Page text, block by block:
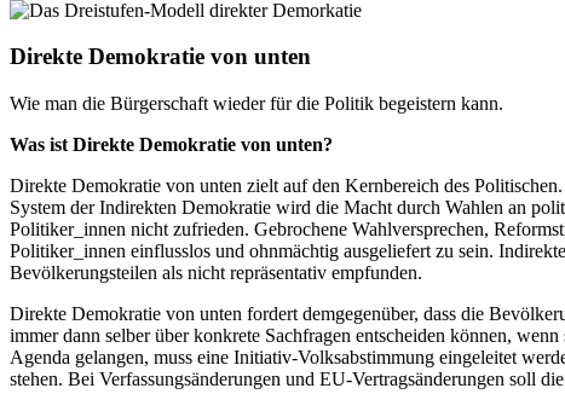
Direkte Demokratie von unten
Wie man die Bürgerschaft wieder für die Politik begeistern kann.
Was ist Direkte Demokratie von unten?
Direkte Demokratie von unten zielt auf den Kernbereich des
System der Indirekten Demokratie wird die Macht durch Wahlen an
Politiker_innen nicht zufrieden. Gebrochene Wahlversprechen,
Politiker_innen einflusslos und ohnmächtig ausgeliefert zu sein.
Bevölkerungsteilen als nicht repräsentativ empfunden.
Direkte Demokratie von unten fordert demgegenüber, dass die
immer dann selber über konkrete Sachfragen entscheiden können,
Agenda gelangen, muss eine Initiativ-Volksabstimmung eingeleitet
stehen. Bei Verfassungsänderungen und EU-Vertragsänderungen soll